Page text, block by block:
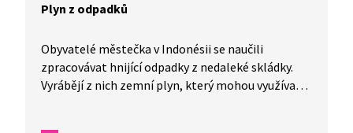
Plyn z odpadků
Obyvatelé městečka v Indonésii se naučili
zpracovávat hnijící odpadky z nedaleké skládky.
Vyrábějí z nich zemní plyn, který mohou využívat